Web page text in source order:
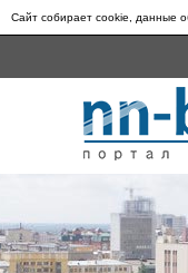
Сайт собирает cookie, данные